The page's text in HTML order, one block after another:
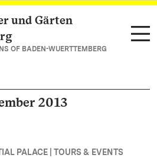
und Gärten
OF BADEN-WUERTTEMBERG
2013
PALACE | TOURS & EVENTS